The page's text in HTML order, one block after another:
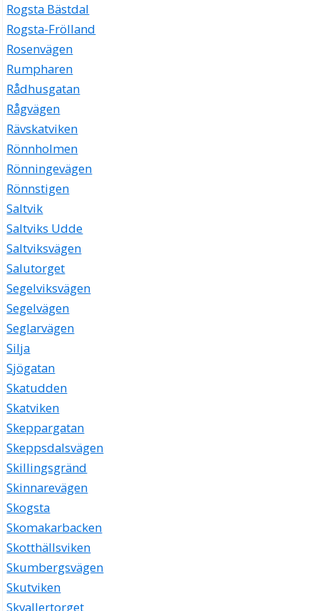
Rogsta Bästdal
Rogsta-Frölland
Rosenvägen
Rumpharen
Rådhusgatan
Rågvägen
Rävskatviken
Rönnholmen
Rönningevägen
Rönnstigen
Saltvik
Saltviks Udde
Saltviksvägen
Salutorget
Segelviksvägen
Segelvägen
Seglarvägen
Silja
Sjögatan
Skatudden
Skatviken
Skeppargatan
Skeppsdalsvägen
Skillingsgränd
Skinnarevägen
Skogsta
Skomakarbacken
Skotthällsviken
Skumbergsvägen
Skutviken
Skvallertorget